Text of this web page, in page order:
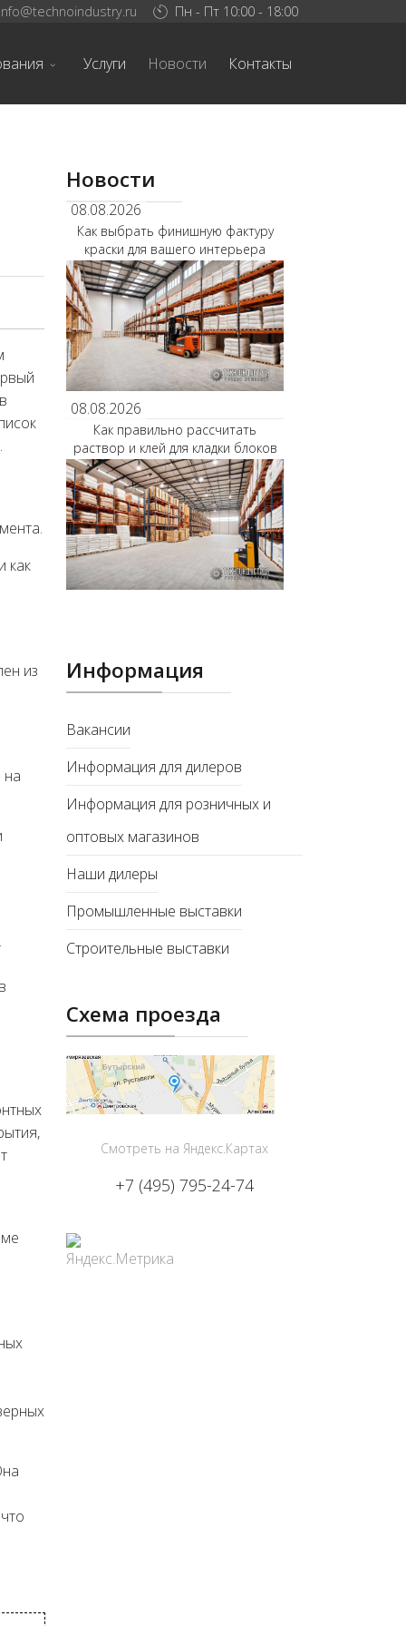
info@technoindustry.ru Пн - Пт 10:00 - 18:00
Услуги Новости Контакты
как
из
на
Новости
08.08.2026
Как выбрать финишную фактуру
краски для вашего интерьера
08.08.2026
Как правильно рассчитать
раствор и клей для кладки блоков
Информация
Вакансии
Информация для дилеров
Информация для розничных и
оптовых магазинов
Наши дилеры
Промышленные выставки
Строительные выставки
Схема проезда
Смотреть на Яндекс.Картах
+7 (495) 795-24-74